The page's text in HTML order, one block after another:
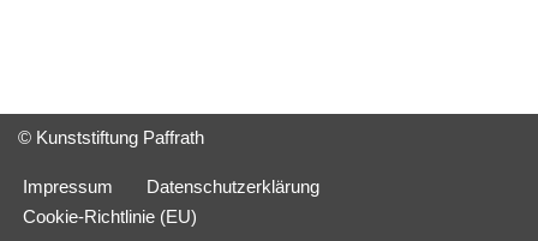
© Kunststiftung Paffrath
Impressum
Datenschutzerklärung
Cookie-Richtlinie (EU)